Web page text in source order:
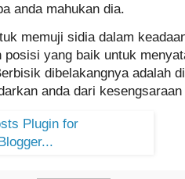
anda mahukan dia.
memuji sidia dalam
posisi yang baik untuk
dibelakangnya adalah
anda dari